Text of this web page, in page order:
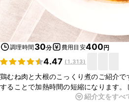
調理時間 30分 費用目安400円
4.47 (1,313)
鶏むね肉と大根のこっくり煮のご紹介
することで加熱時間の短縮になります。
ごはんが進む味わいですよ。ぜひお試し
紹介文をすべ